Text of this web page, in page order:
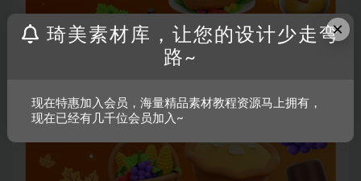
×
琦美素材库，让您的设计少走弯
路~
现在特惠加入会员，海量精品素材教程资源马上拥有，
现在已经有几千位会员加入~